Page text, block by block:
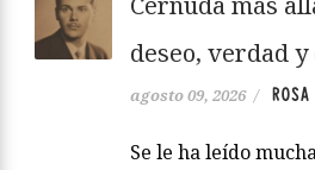
deseo, verdad
agosto 09, 2026 /
Se le ha leído